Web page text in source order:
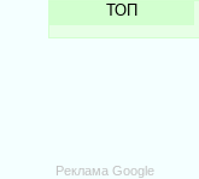
ТОП
Реклама Google